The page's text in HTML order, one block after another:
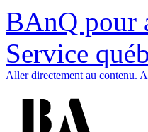
BAnQ pour
Service
Aller directement au contenu.